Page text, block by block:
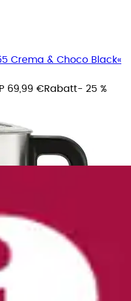
Crema & Choco Black«
69,99 €Rabatt- 25 %